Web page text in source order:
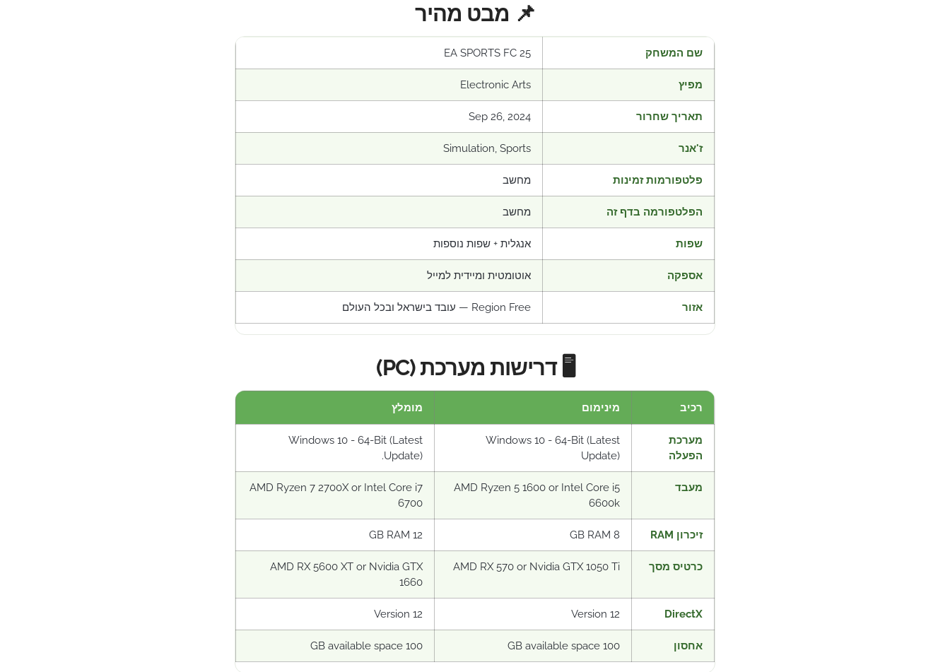
📌 מבט מהיר
שם המשחק EA SPORTS FC 25
מפיץ Electronic Arts
תאריך שחרור Sep 26, 2024
ז'אנר Simulation, Sports
פלטפורמות זמינות מחשב
הפלטפורמה בדף זה מחשב
שפות אנגלית + שפות נוספות
אספקה אוטומטית ומיידית למייל
אזור Region Free — עובד בישראל ובכל העולם
🖥️ דרישות מערכת (PC)
רכיב מינימום מומלץ
מערכת
הפעלה
Windows 10 - 64-Bit (Latest
Update)
Windows 10 - 64-Bit (Latest
Update).
מעבד
AMD Ryzen 5 1600 or Intel Core i5
6600k
AMD Ryzen 7 2700X or Intel Core i7
6700
זיכרון RAM 8 GB RAM
12 GB RAM
כרטיס מסך AMD RX 570 or Nvidia GTX 1050 Ti
AMD RX 5600 XT or Nvidia GTX
1660
DirectX
Version 12
Version 12
אחסון 100 GB available space
100 GB available space